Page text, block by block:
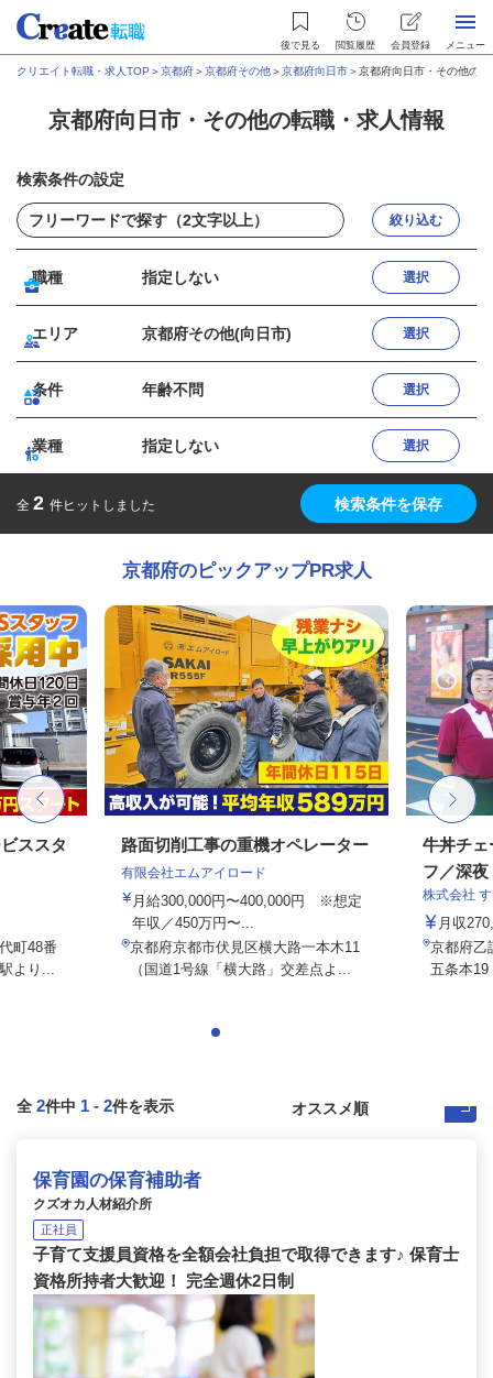
後で見る 閲覧履歴 会員登録 メニュー
クリエイト転職・求人TOP ＞京都府＞京都府その他＞京都府向日市＞京都府向日市・その他の
京都府向日市・その他の転職・求人情報
検索条件の設定
絞り込む
職種 指定しない 選択
エリア 京都府その他(向日市) 選択
条件 年齢不問 選択
業種 指定しない 選択
全 2 件ヒットしました 検索条件を保存
京都府のピックアップPR求人
ススタ
町48番
より...
路面切削工事の重機オペレーター
有限会社エムアイロード
月給300,000円〜400,000円 ※想定
年収／450万円〜...
京都府京都市伏見区横大路一本木11
（国道1号線「横大路」交差点よ...
牛丼チェ
フ／深夜
株式会社
月収
京都府乙
五条本
全 2件中 1 - 2件を表示
保育園の保育補助者
クズオカ人材紹介所
正社員
子育て支援員資格を全額会社負担で取得できます♪ 保育士
資格所持者大歓迎！ 完全週休2日制